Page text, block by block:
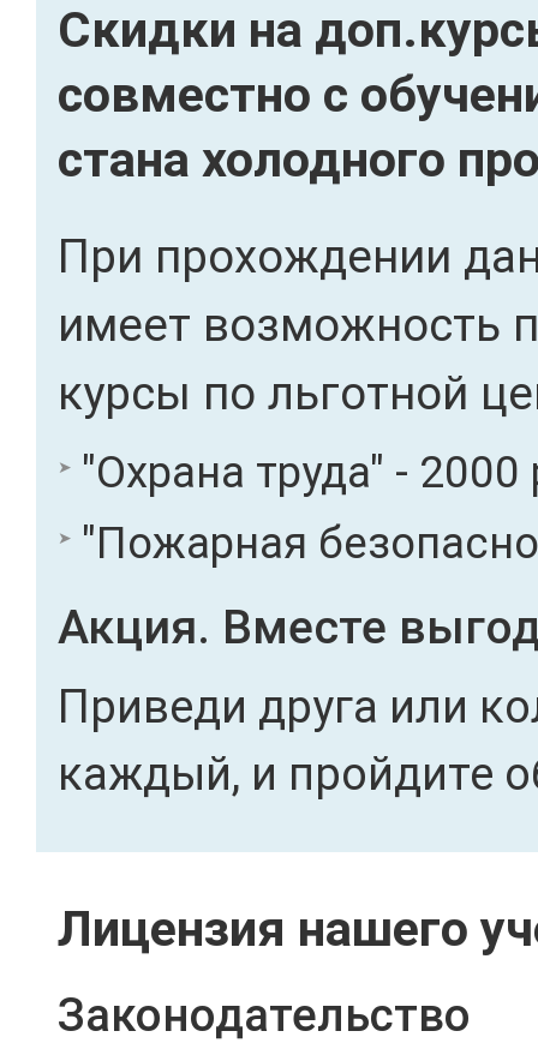
Скидки на
совместно с
стана холодного
При прохождении
имеет возможность
курсы по льготной
"Охрана труда" - 2000
"Пожарная
Акция. Вместе
Приведи друга или
каждый, и пройдите
Лицензия нашего
Законодательство